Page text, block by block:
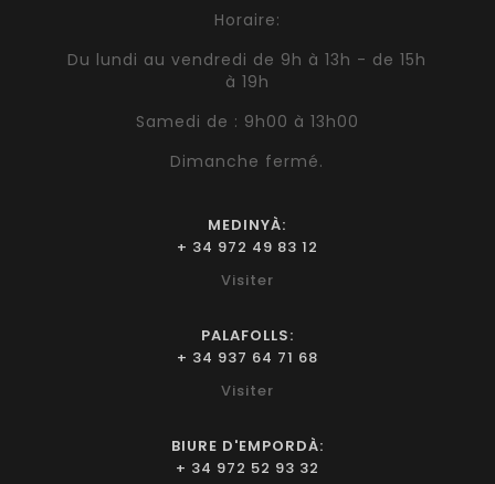
Horaire:
Du lundi au vendredi de 9h à 13h - de 15h
à 19h
Samedi de : 9h00 à 13h00
Dimanche fermé.
MEDINYÀ:
+ 34 972 49 83 12
Visiter
PALAFOLLS:
+ 34 937 64 71 68
Visiter
BIURE D'EMPORDÀ:
+ 34 972 52 93 32